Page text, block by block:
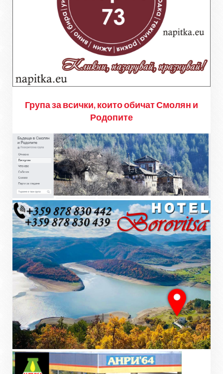
Група за всички, които обичат Смолян и
Родопите